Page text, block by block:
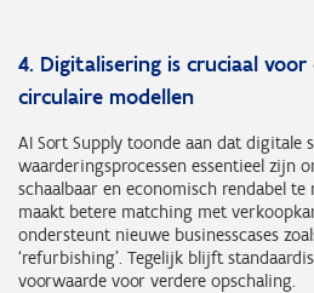
4. Digitalisering is cruciaal voor
circulaire modellen
AI Sort Supply toonde aan dat digitale
waarderingsprocessen essentieel zijn
schaalbaar en economisch rendabel te
maakt betere matching met
ondersteunt nieuwe businesscases
‘refurbishing’. Tegelijk blijft
voorwaarde voor verdere opschaling.